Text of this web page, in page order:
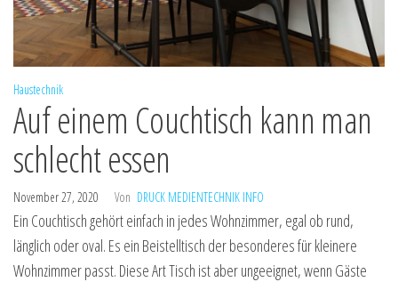
Haustechnik
Auf einem Couchtisch kann man
schlecht essen
November 27, 2020 Von DRUCK MEDIENTECHNIK INFO
Ein Couchtisch gehört einfach in jedes Wohnzimmer, egal ob rund,
länglich oder oval. Es ein Beistelltisch der besonderes für kleinere
Wohnzimmer passt. Diese Art Tisch ist aber ungeeignet, wenn Gäste